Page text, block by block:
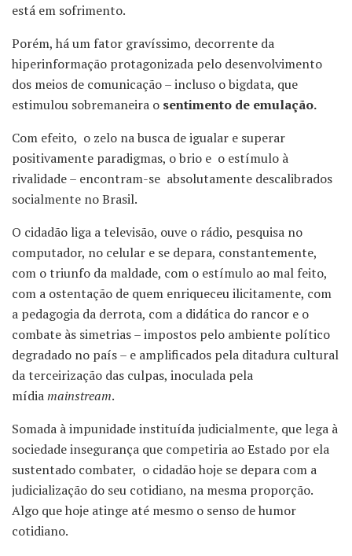
está em sofrimento.
Porém, há um fator gravíssimo, decorrente da
hiperinformação protagonizada pelo desenvolvimento
dos meios de comunicação – incluso o bigdata, que
estimulou sobremaneira o sentimento de emulação.
Com efeito, o zelo na busca de igualar e superar
positivamente paradigmas, o brio e o estímulo à
rivalidade – encontram-se absolutamente descalibrados
socialmente no Brasil.
O cidadão liga a televisão, ouve o rádio, pesquisa no
computador, no celular e se depara, constantemente,
com o triunfo da maldade, com o estímulo ao mal feito,
com a ostentação de quem enriqueceu ilicitamente, com
a pedagogia da derrota, com a didática do rancor e o
combate às simetrias – impostos pelo ambiente político
degradado no país – e amplificados pela ditadura cultural
da terceirização das culpas, inoculada pela
mídiamainstream.
Somada à impunidade instituída judicialmente, que lega à
sociedade insegurança que competiria ao Estado por ela
sustentado combater, o cidadão hoje se depara com a
judicialização do seu cotidiano, na mesma proporção.
Algo que hoje atinge até mesmo o senso de humor
cotidiano.